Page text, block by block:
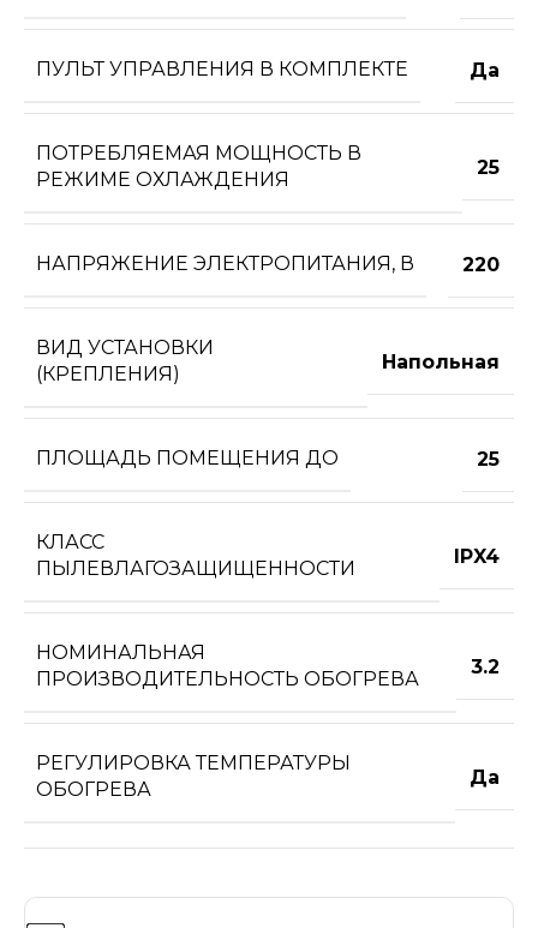
ПУЛЬТ УПРАВЛЕНИЯ В КОМПЛЕКТЕ Да
ПОТРЕБЛЯЕМАЯ МОЩНОСТЬ В
РЕЖИМЕ ОХЛАЖДЕНИЯ
25
НАПРЯЖЕНИЕ ЭЛЕКТРОПИТАНИЯ, В 220
ВИД УСТАНОВКИ
(КРЕПЛЕНИЯ)
Напольная
ПЛОЩАДЬ ПОМЕЩЕНИЯ ДО 25
КЛАСС
ПЫЛЕВЛАГОЗАЩИЩЕННОСТИ
IPX4
НОМИНАЛЬНАЯ
ПРОИЗВОДИТЕЛЬНОСТЬ ОБОГРЕВА
3.2
РЕГУЛИРОВКА ТЕМПЕРАТУРЫ
ОБОГРЕВА
Да